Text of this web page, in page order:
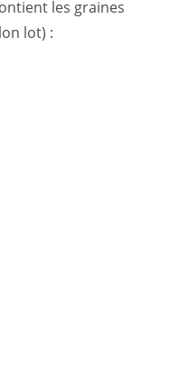
les graines
lot) :